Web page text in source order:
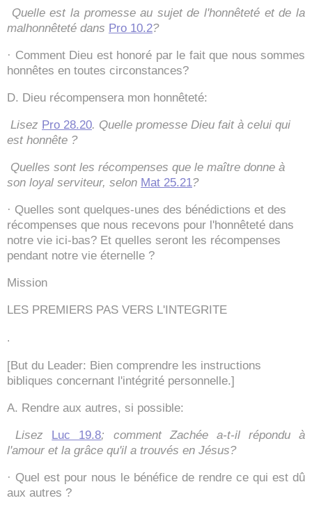
Quelle est la promesse au sujet de l'honnêteté et de la
malhonnêteté dans Pro 10.2?
· Comment Dieu est honoré par le fait que nous sommes
honnêtes en toutes circonstances?
D. Dieu récompensera mon honnêteté:
Lisez Pro 28.20. Quelle promesse Dieu fait à celui qui
est honnête ?
Quelles sont les récompenses que le maître donne à
son loyal serviteur, selon Mat 25.21?
· Quelles sont quelques-unes des bénédictions et des
récompenses que nous recevons pour l'honnêteté dans
notre vie ici-bas? Et quelles seront les récompenses
pendant notre vie éternelle ?
Mission
LES PREMIERS PAS VERS L'INTEGRITE
.
[But du Leader: Bien comprendre les instructions
bibliques concernant l'intégrité personnelle.]
A. Rendre aux autres, si possible:
Lisez Luc 19.8; comment Zachée a-t-il répondu à
l'amour et la grâce qu'il a trouvés en Jésus?
· Quel est pour nous le bénéfice de rendre ce qui est dû
aux autres ?